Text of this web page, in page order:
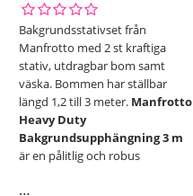
Bakgrundsstativset från
Manfrotto med 2 st kraftiga
stativ, utdragbar bom samt
väska. Bommen har ställbar
längd 1,2 till 3 meter. Manfrotto
Heavy Duty
Bakgrundsupphängning 3 m
är en pålitlig och robus
…